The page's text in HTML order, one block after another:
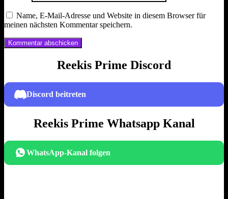
Name, E-Mail-Adresse und Website in diesem Browser für
meinen nächsten Kommentar speichern.
Reekis Prime Discord
Discord beitreten
Reekis Prime Whatsapp Kanal
WhatsApp-Kanal folgen